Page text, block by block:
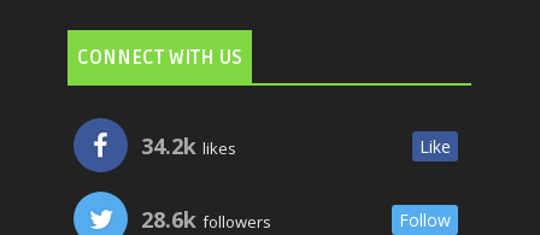
CONNECT WITH US
34.2k likes Like
28.6k followers Follow